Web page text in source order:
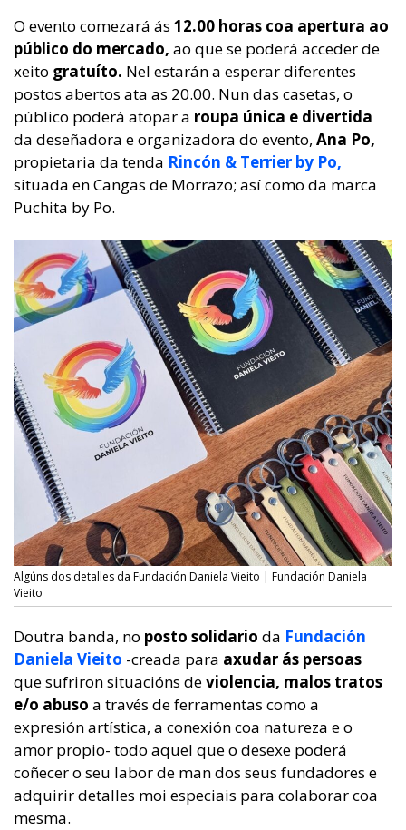
O evento comezará ás 12.00 horas coa apertura ao
público do mercado, ao que se poderá acceder de
xeito gratuíto. Nel estarán a esperar diferentes
postos abertos ata as 20.00. Nun das casetas, o
público poderá atopar a roupa única e divertida
da deseñadora e organizadora do evento, Ana Po,
propietaria da tenda Rincón & Terrier by Po,
situada en Cangas de Morrazo; así como da marca
Puchita by Po.
Algúns dos detalles da Fundación Daniela Vieito | Fundación Daniela
Vieito
Doutra banda, no posto solidario da Fundación
Daniela Vieito -creada para axudar ás persoas
que sufriron situacións deviolencia, malos tratos
e/o abuso a través de ferramentas como a
expresión artística, a conexión coa natureza e o
amor propio- todo aquel que o desexe poderá
coñecer o seu labor de man dos seus fundadores e
adquirir detalles moi especiais para colaborar coa
mesma.